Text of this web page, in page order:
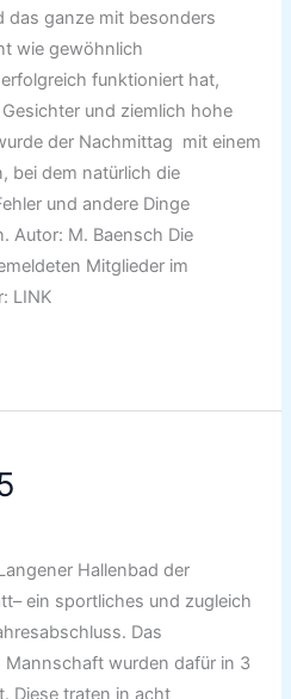
das ganze mit besonders
wie gewöhnlich
funktioniert hat,
und ziemlich hohe
der Nachmittag mit einem
bei dem natürlich die
und andere Dinge
Autor: M. Baensch Die
Mitglieder im
LINK
Hallenbad der
ein sportliches und zugleich
Das
Mannschaft wurden dafür in 3
Diese traten in acht